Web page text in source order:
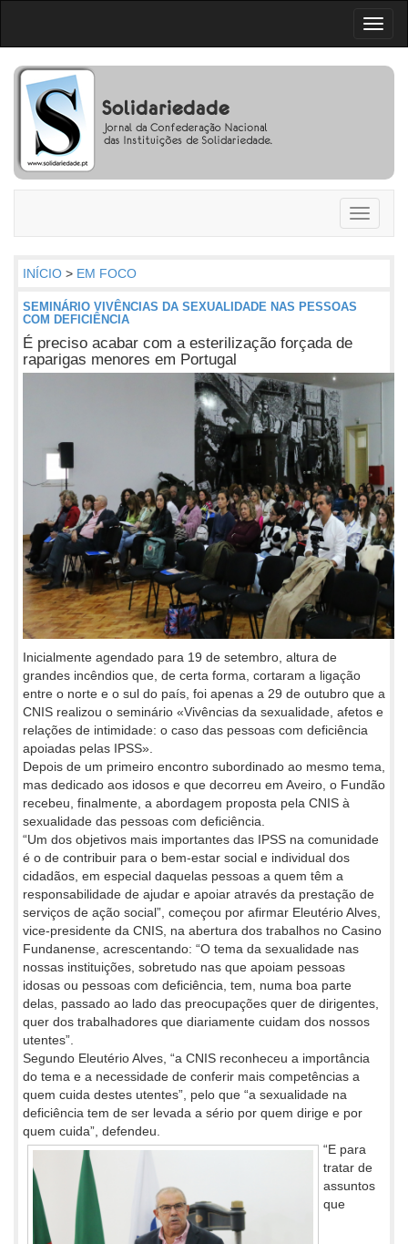
Toggle
INÍCIO > EM FOCO
SEMINÁRIO VIVÊNCIAS DA SEXUALIDADE NAS PESSOAS
COM DEFICIÊNCIA
É preciso acabar com a esterilização forçada de
raparigas menores em Portugal
Inicialmente agendado para 19 de setembro, altura de
grandes incêndios que, de certa forma, cortaram a ligação
entre o norte e o sul do país, foi apenas a 29 de outubro que a
CNIS realizou o seminário «Vivências da sexualidade, afetos e
relações de intimidade: o caso das pessoas com deficiência
apoiadas pelas IPSS».
Depois de um primeiro encontro subordinado ao mesmo tema,
mas dedicado aos idosos e que decorreu em Aveiro, o Fundão
recebeu, finalmente, a abordagem proposta pela CNIS à
sexualidade das pessoas com deficiência.
“Um dos objetivos mais importantes das IPSS na comunidade
é o de contribuir para o bem-estar social e individual dos
cidadãos, em especial daquelas pessoas a quem têm a
responsabilidade de ajudar e apoiar através da prestação de
serviços de ação social”, começou por afirmar Eleutério Alves,
vice-presidente da CNIS, na abertura dos trabalhos no Casino
Fundanense, acrescentando: “O tema da sexualidade nas
nossas instituições, sobretudo nas que apoiam pessoas
idosas ou pessoas com deficiência, tem, numa boa parte
delas, passado ao lado das preocupações quer de dirigentes,
quer dos trabalhadores que diariamente cuidam dos nossos
utentes”.
Segundo Eleutério Alves, “a CNIS reconheceu a importância
do tema e a necessidade de conferir mais competências a
quem cuida destes utentes”, pelo que “a sexualidade na
deficiência tem de ser levada a sério por quem dirige e por
quem cuida”, defendeu.
“E para
tratar de
assuntos
que